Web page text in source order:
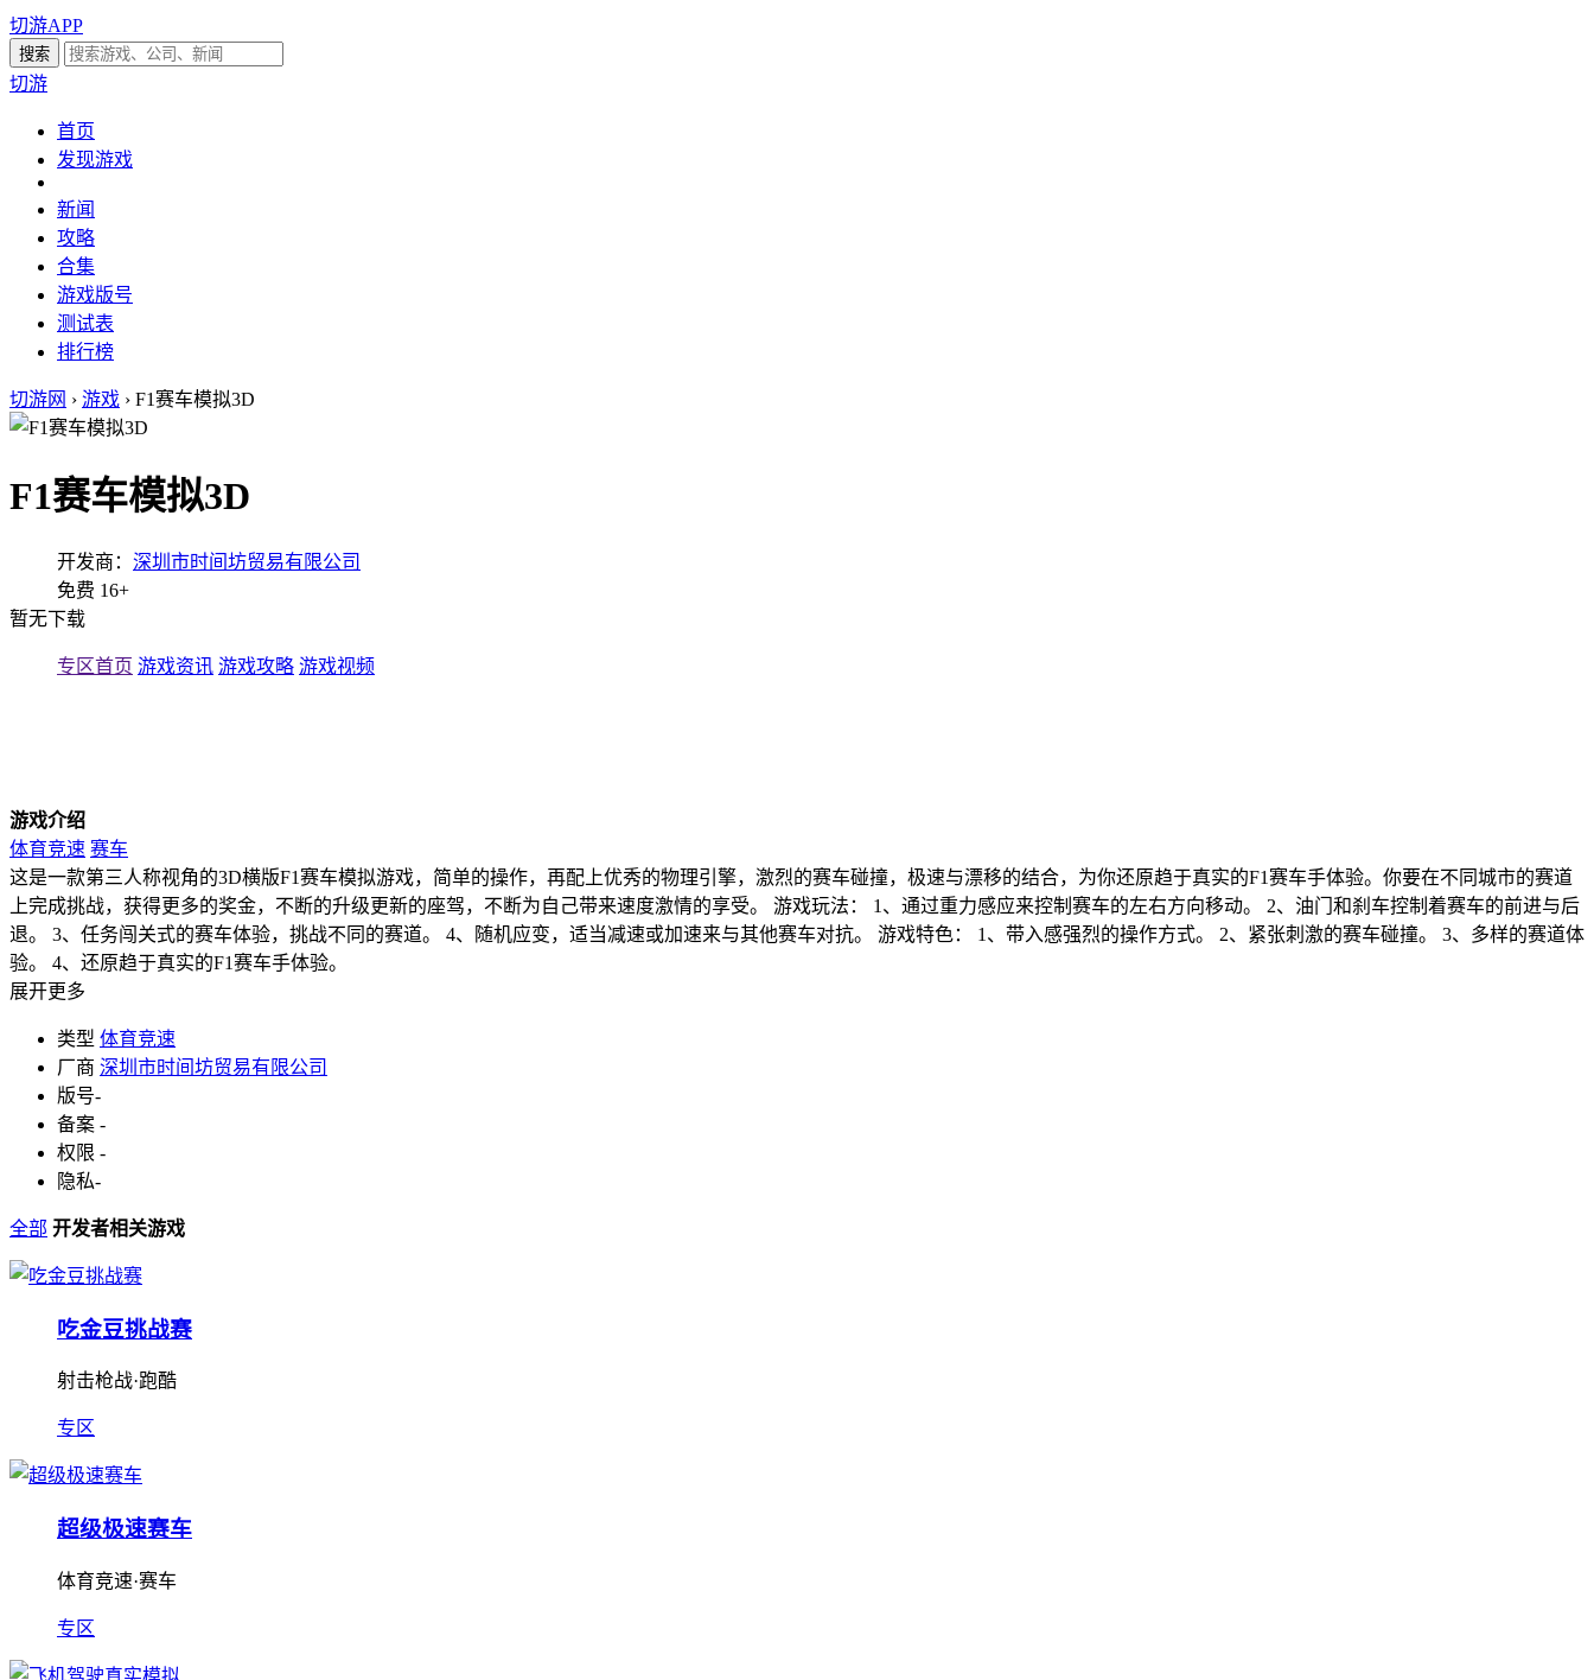
切游APP
切游
首页
发现游戏
新闻
攻略
合集
游戏版号
测试表
排行榜
切游网 › 游戏 › F1赛车模拟3D
F1赛车模拟3D
开发商： 深圳市时间坊贸易有限公司
免费 16+
暂无下载
专区首页 游戏资讯 游戏攻略 游戏视频
游戏介绍
体育竞速 赛车
这是一款第三人称视角的3D横版F1赛车模拟游戏，简单的操作，再配上优秀的物理引擎，激烈的赛车碰撞，极速与漂移的结合，为你还原趋于真实的F1赛车手体验。你要在不同城市的赛道
上完成挑战，获得更多的奖金，不断的升级更新的座驾，不断为自己带来速度激情的享受。 游戏玩法： 1、通过重力感应来控制赛车的左右方向移动。 2、油门和刹车控制着赛车的前进与后
退。 3、任务闯关式的赛车体验，挑战不同的赛道。 4、随机应变，适当减速或加速来与其他赛车对抗。 游戏特色： 1、带入感强烈的操作方式。 2、紧张刺激的赛车碰撞。 3、多样的赛道体
验。 4、还原趋于真实的F1赛车手体验。
展开更多
类型 体育竞速
厂商 深圳市时间坊贸易有限公司
版号-
备案 -
权限 -
隐私-
全部 开发者相关游戏
吃金豆挑战赛
射击枪战·跑酷
专区
超级极速赛车
体育竞速·赛车
专区